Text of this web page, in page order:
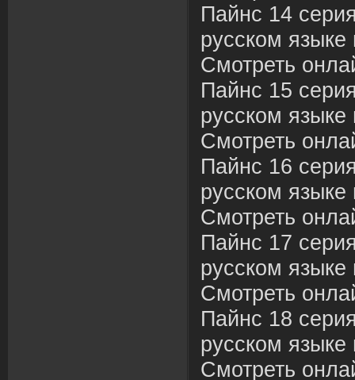
Пайнс 14
русском
Смотреть
Пайнс 15
русском
Смотреть
Пайнс 16
русском
Смотреть
Пайнс 17
русском
Смотреть
Пайнс 18
русском
Смотреть